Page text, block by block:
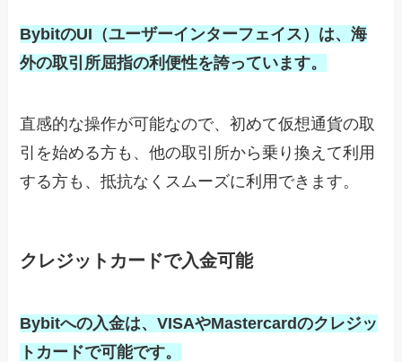
BybitのUI（ユーザーインターフェイス）は、海
外の取引所屈指の利便性を誇っています。
直感的な操作が可能なので、初めて仮想通貨の取
引を始める方も、他の取引所から乗り換えて利用
する方も、抵抗なくスムーズに利用できます。
クレジットカードで入金可能
Bybitへの入金は、VISAやMastercardのクレジッ
トカードで可能です。